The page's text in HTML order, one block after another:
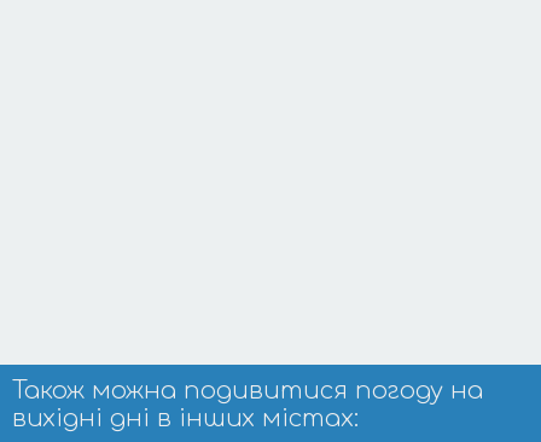
Також можна подивитися погоду на
вихідні дні в інших містах: